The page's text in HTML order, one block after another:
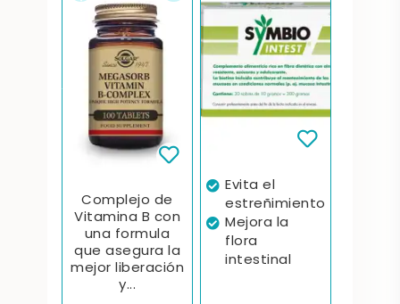
Complejo de
Vitamina B con
una formula
que asegura la
mejor liberación
y...
Evita el
estreñimiento
Mejora la
flora
intestinal